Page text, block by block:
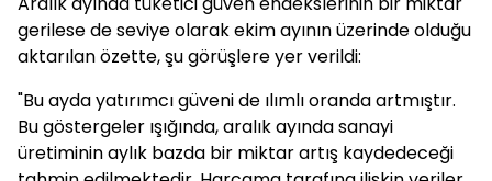
gerilese de seviye olarak ekim ayının üzerinde olduğu
aktarılan özette, şu görüşlere yer verildi:
"Bu ayda yatırımcı güveni de ılımlı oranda artmıştır.
Bu göstergeler ışığında, aralık ayında sanayi
üretiminin aylık bazda bir miktar artış kaydedeceği